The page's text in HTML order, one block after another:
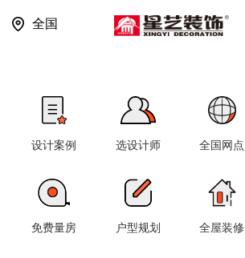
全国
设计案例 选设计师 全国网点
免费量房 户型规划 全屋装修